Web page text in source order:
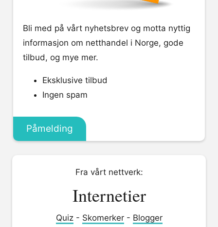
Bli med på vårt nyhetsbrev og motta nyttig
informasjon om netthandel i Norge, gode
tilbud, og mye mer.
Eksklusive tilbud
Ingen spam
Påmelding
Fra vårt nettverk:
Internetier
Quiz- Skomerker- Blogger